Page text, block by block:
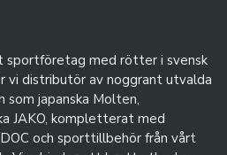
sportföretag med rötter i svensk
vi distributör av noggrant utvalda
som japanska Molten,
JAKO, kompletterat med
och sporttillbehör från vårt